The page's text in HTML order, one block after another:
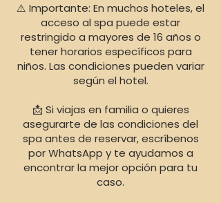
⚠️ Importante: En muchos hoteles, el
acceso al spa puede estar
restringido a mayores de 16 años o
tener horarios específicos para
niños. Las condiciones pueden variar
según el hotel.
📩 Si viajas en familia o quieres
asegurarte de las condiciones del
spa antes de reservar, escríbenos
por WhatsApp y te ayudamos a
encontrar la mejor opción para tu
caso.